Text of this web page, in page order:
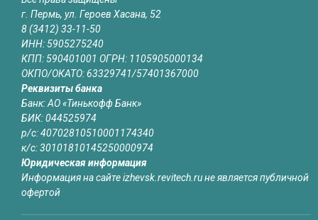
г. Пермь, ул. Героев Хасана, 52
8 (3412) 33-11-50
ИНН: 5905275240
КПП: 590401001 ОГРН: 1105905000134
ОКПО/ОКАТО: 63329741/57401367000
Реквизиты банка
Банк: АО «Тинькофф Банк»
БИК: 044525974
р/с: 40702810510001174340
к/с: 30101810145250000974
Юридическая информация
Информация на сайте izhevsk.revitech.ru не является публичной
офертой